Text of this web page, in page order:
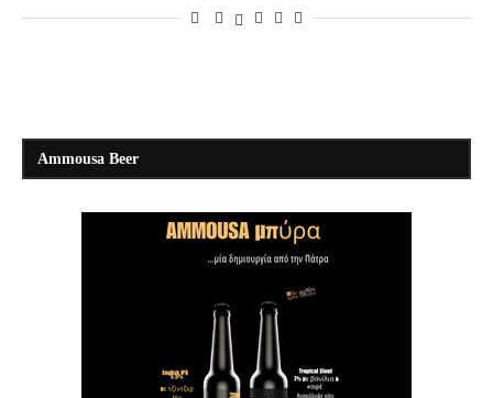
Ammousa Beer